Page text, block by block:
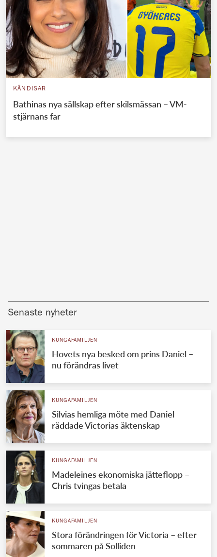
KÄNDISAR
Bathinas nya sällskap efter skilsmässan – VM-
stjärnans far
Senaste nyheter
KUNGAFAMILJEN
Hovets nya besked om prins Daniel –
nu förändras livet
KUNGAFAMILJEN
Silvias hemliga möte med Daniel
räddade Victorias äktenskap
KUNGAFAMILJEN
Madeleines ekonomiska jätteflopp –
Chris tvingas betala
KUNGAFAMILJEN
Stora förändringen för Victoria – efter
sommaren på Solliden